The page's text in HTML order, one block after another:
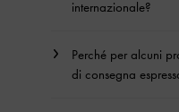
internazionale?
Perché per alcuni
di consegna